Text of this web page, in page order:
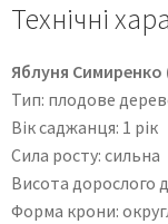
Технічні
Яблуня
Тип: плодове
Вік саджанця: 1 рік
Сила росту: сильна
Висота дорослого
Форма крони: